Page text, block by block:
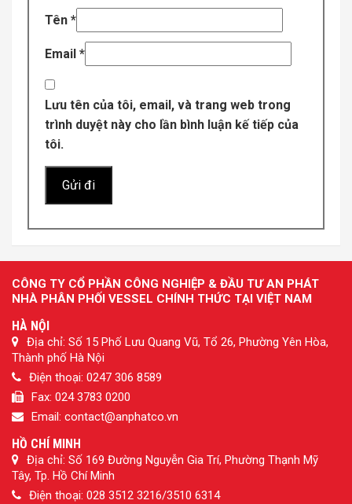
Tên *
Email *
Lưu tên của tôi, email, và trang web trong
trình duyệt này cho lần bình luận kế tiếp của
tôi.
CÔNG TY CỔ PHẦN CÔNG NGHIỆP & ĐẦU TƯ AN PHÁT
NHÀ PHÂN PHỐI VESSEL CHÍNH THỨC TẠI VIỆT NAM
HÀ NỘI
Địa chỉ: Số 15 Phố Lưu Quang Vũ, Tổ 26, Phường Yên Hòa,
Thành phố Hà Nội
Điện thoại: 0247 306 8589
Fax: 024 3783 0200
Email: contact@anphatco.vn
HỒ CHÍ MINH
Địa chỉ: Số 169 Đường Nguyễn Gia Trí, Phường Thạnh Mỹ
Tây, Tp. Hồ Chí Minh
Điện thoại: 028 3512 3216/3510 6314